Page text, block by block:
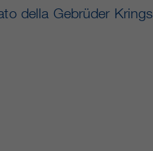
della Gebrüder Krings